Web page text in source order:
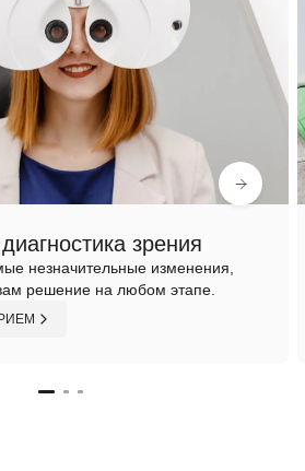
зрения
незначительные изменения,
решение на любом этапе.